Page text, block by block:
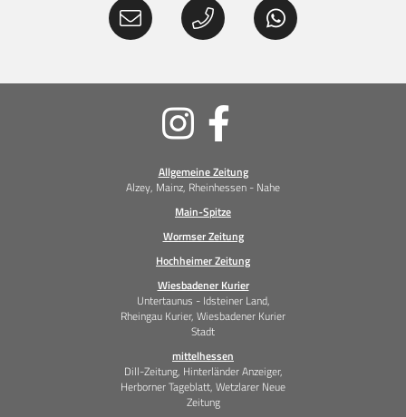
Allgemeine Zeitung
Alzey, Mainz, Rheinhessen - Nahe
Main-Spitze
Wormser Zeitung
Hochheimer Zeitung
Wiesbadener Kurier
Untertaunus - Idsteiner Land,
Rheingau Kurier, Wiesbadener Kurier
Stadt
mittelhessen
Dill-Zeitung, Hinterländer Anzeiger,
Herborner Tageblatt, Wetzlarer Neue
Zeitung
Soziale
Medien